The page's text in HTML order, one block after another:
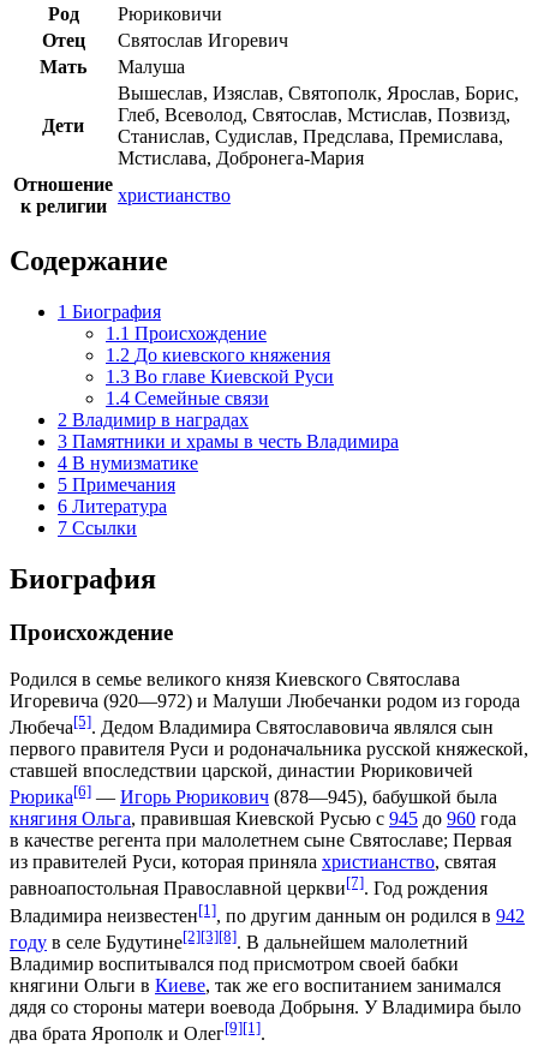
Род
Рюриковичи
Отец
Святослав Игоревич
Мать
Малуша
Дети
Вышеслав, Изяслав, Святополк, Ярослав, Борис,
Глеб, Всеволод, Святослав, Мстислав, Позвизд,
Станислав, Судислав, Предслава, Премислава,
Мстислава, Добронега-Мария
Отношение
к религии
христианство
Содержание
1 Биография
1.1 Происхождение
1.2 До киевского княжения
1.3 Во главе Киевской Руси
1.4 Семейные связи
2 Владимир в наградах
3 Памятники и храмы в честь Владимира
4 В нумизматике
5 Примечания
6 Литература
7 Ссылки
Биография
Происхождение
Родился в семье великого князя Киевского Святослава
Игоревича (920—972) и Малуши Любечанки родом из города
Любеча[5]. Дедом Владимира Святославовича являлся сын
первого правителя Руси и родоначальника русской княжеской,
ставшей впоследствии царской, династии Рюриковичей
Рюрика[6] — Игорь Рюрикович (878—945), бабушкой была
княгиня Ольга, правившая Киевской Русью с 945 до 960 года
в качестве регента при малолетнем сыне Святославе; Первая
из правителей Руси, которая приняла христианство, святая
равноапостольная Православной церкви[7]. Год рождения
Владимира неизвестен[1], по другим данным он родился в 942
году в селе Будутине[2][3][8]. В дальнейшем малолетний
Владимир воспитывался под присмотром своей бабки
княгини Ольги в Киеве, так же его воспитанием занимался
дядя со стороны матери воевода Добрыня. У Владимира было
два брата Ярополк и Олег[9][1].